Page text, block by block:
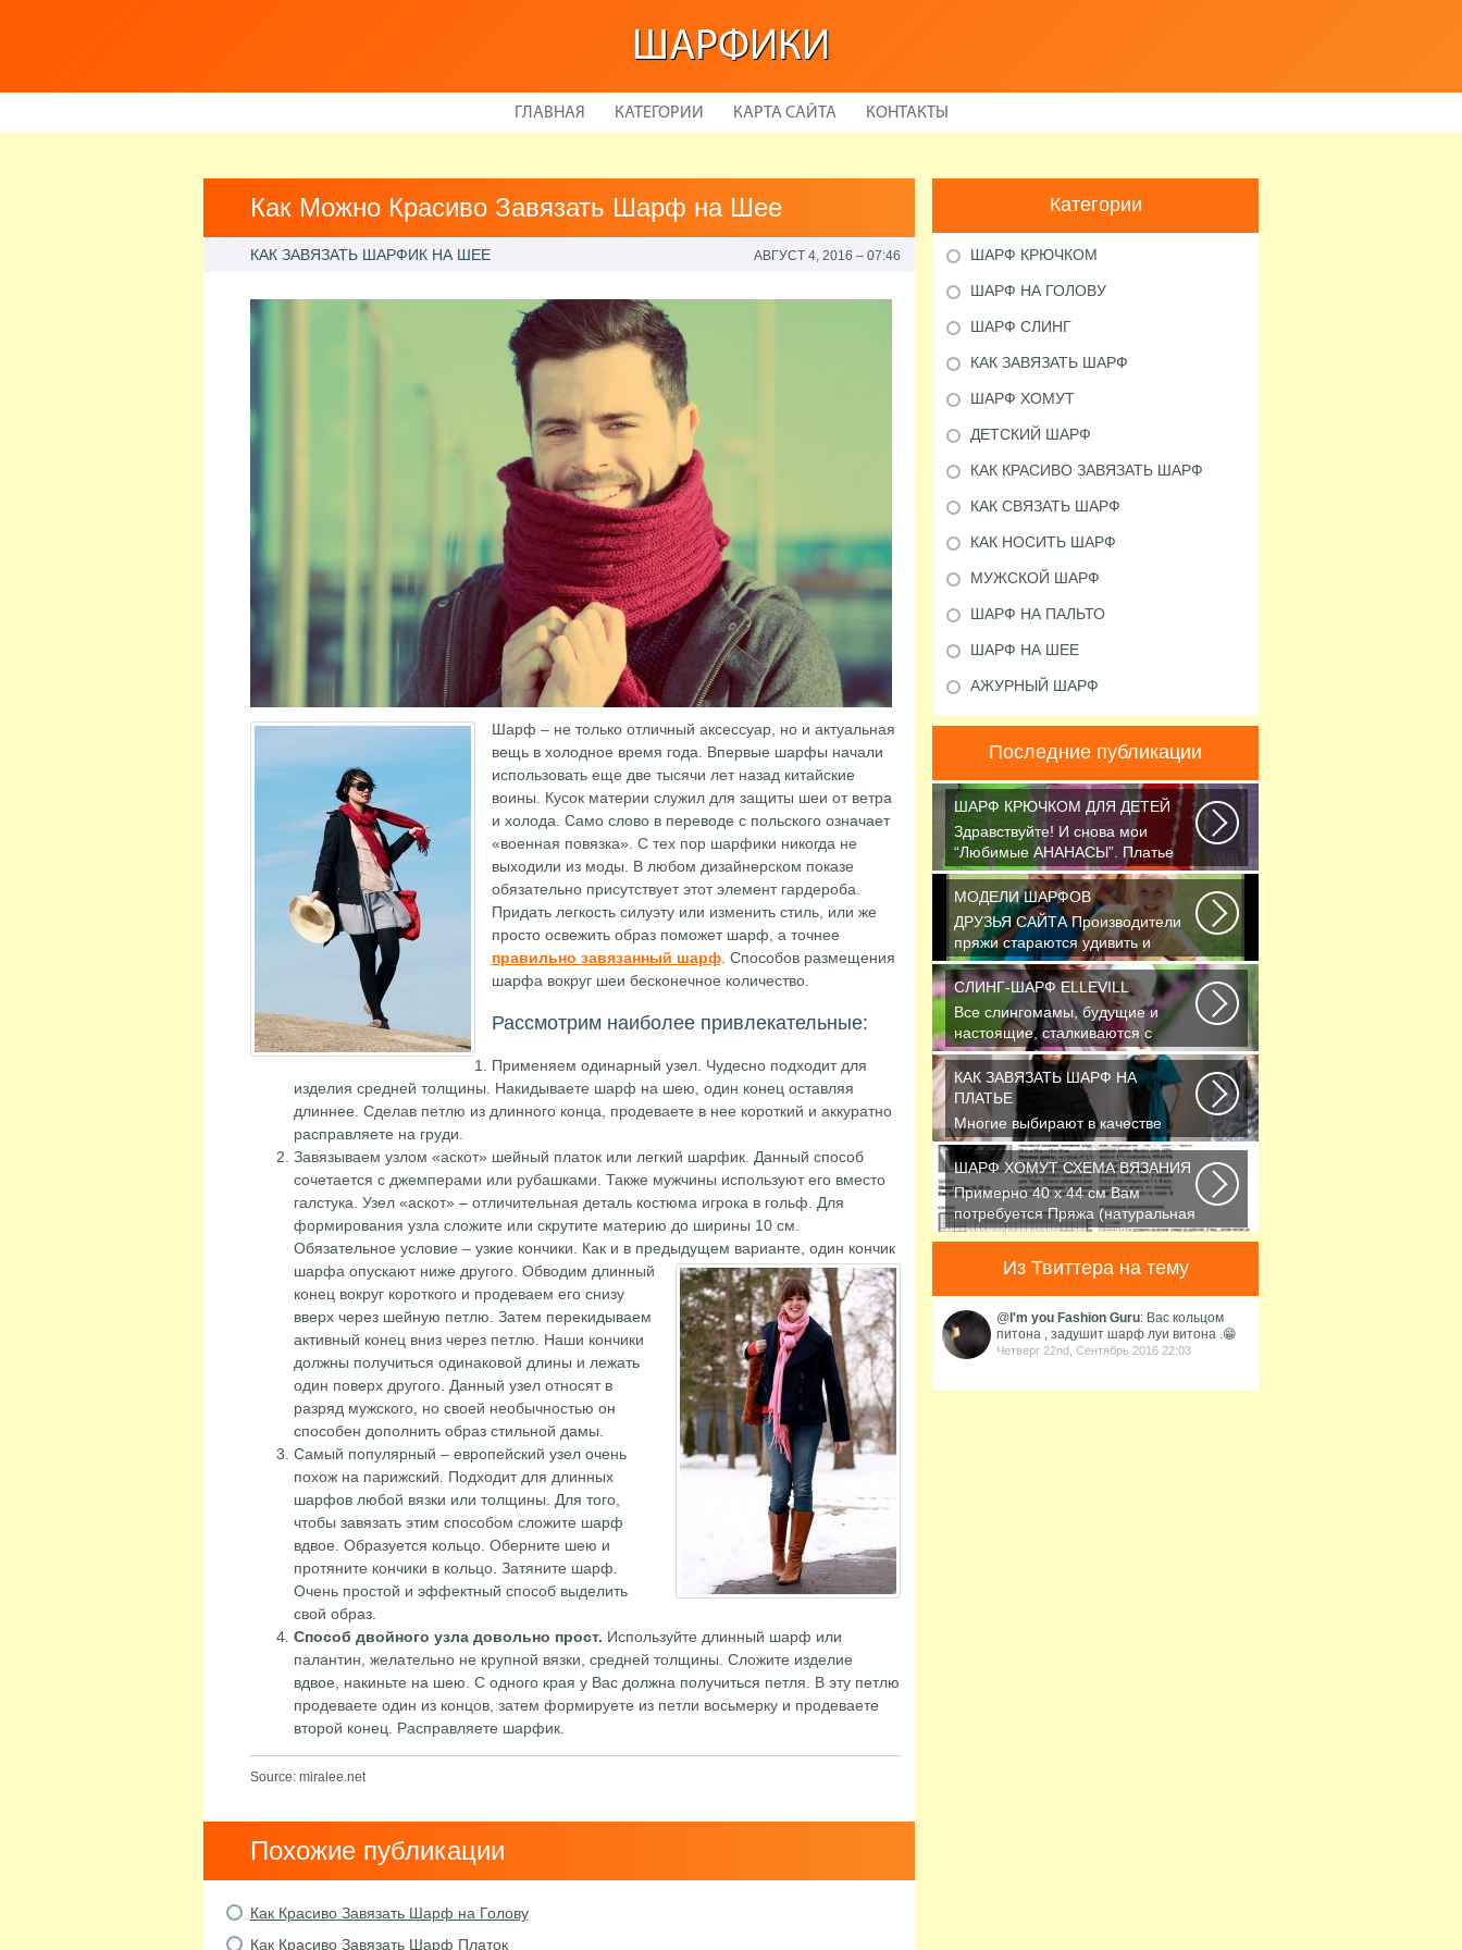
ШАРФИКИ
ГЛАВНАЯ КАТЕГОРИИ КАРТА САЙТА КОНТАКТЫ
Как Можно Красиво Завязать Шарф на Шее
КАК ЗАВЯЗАТЬ ШАРФИК НА ШЕЕ АВГУСТ 4, 2016 – 07:46
Шарф – не только отличный аксессуар, но и актуальная
вещь в холодное время года. Впервые шарфы начали
использовать еще две тысячи лет назад китайские
воины. Кусок материи служил для защиты шеи от ветра
и холода. Само слово в переводе с польского означает
«военная повязка». С тех пор шарфики никогда не
выходили из моды. В любом дизайнерском показе
обязательно присутствует этот элемент гардероба.
Придать легкость силуэту или изменить стиль, или же
просто освежить образ поможет шарф, а точнее
правильно завязанный шарф. Способов размещения
шарфа вокруг шеи бесконечное количество.
Рассмотрим наиболее привлекательные:
Применяем одинарный узел. Чудесно подходит для
изделия средней толщины. Накидываете шарф на шею, один конец оставляя
длиннее. Сделав петлю из длинного конца, продеваете в нее короткий и аккуратно
расправляете на груди.
Завязываем узлом «аскот» шейный платок или легкий шарфик. Данный способ
сочетается с джемперами или рубашками. Также мужчины используют его вместо
галстука. Узел «аскот» – отличительная деталь костюма игрока в гольф. Для
формирования узла сложите или скрутите материю до ширины 10 см.
Обязательное условие – узкие кончики. Как и в предыдущем варианте, один кончик
шарфа опускают ниже другого. Обводим длинный
конец вокруг короткого и продеваем его снизу
вверх через шейную петлю. Затем перекидываем
активный конец вниз через петлю. Наши кончики
должны получиться одинаковой длины и лежать
один поверх другого. Данный узел относят в
разряд мужского, но своей необычностью он
способен дополнить образ стильной дамы.
Самый популярный – европейский узел очень
похож на парижский. Подходит для длинных
шарфов любой вязки или толщины. Для того,
чтобы завязать этим способом сложите шарф
вдвое. Образуется кольцо. Оберните шею и
протяните кончики в кольцо. Затяните шарф.
Очень простой и эффектный способ выделить
свой образ.
Способ двойного узла довольно прост. Используйте длинный шарф или
палантин, желательно не крупной вязки, средней толщины. Сложите изделие
вдвое, накиньте на шею. С одного края у Вас должна получиться петля. В эту петлю
продеваете один из концов, затем формируете из петли восьмерку и продеваете
второй конец. Расправляете шарфик.
Source: miralee.net
Похожие публикации
Как Красиво Завязать Шарф на Голову
Как Красиво Завязать Шарф Платок
Категории
ШАРФ КРЮЧКОМ
ШАРФ НА ГОЛОВУ
ШАРФ СЛИНГ
КАК ЗАВЯЗАТЬ ШАРФ
ШАРФ ХОМУТ
ДЕТСКИЙ ШАРФ
КАК КРАСИВО ЗАВЯЗАТЬ ШАРФ
КАК СВЯЗАТЬ ШАРФ
КАК НОСИТЬ ШАРФ
МУЖСКОЙ ШАРФ
ШАРФ НА ПАЛЬТО
ШАРФ НА ШЕЕ
АЖУРНЫЙ ШАРФ
Последние публикации
ШАРФ КРЮЧКОМ ДЛЯ ДЕТЕЙ
Здравствуйте! И снова мои
“Любимые АНАНАСЫ”. Платье
связано крючком 1.75...
МОДЕЛИ ШАРФОВ
ДРУЗЬЯ САЙТА Производители
пряжи стараются удивить и
облегчить труд вязальщицам...
СЛИНГ-ШАРФ ELLEVILL
Все слингомамы, будущие и
настоящие, сталкиваются с
проблемой выбора слинга...
КАК ЗАВЯЗАТЬ ШАРФ НА
ПЛАТЬЕ
Многие выбирают в качестве
аксессуара красивый платок или
шарфик, однако...
ШАРФ ХОМУТ СХЕМА ВЯЗАНИЯ
Примерно 40 х 44 см Вам
потребуется Пряжа (натуральная
шерсть, альпака...
Из Твиттера на тему
@ I'm you Fashion Guru: Вас кольцом
питона , задушит шарф луи витона .😁
Четверг 22nd, Сентябрь 2016 22:03